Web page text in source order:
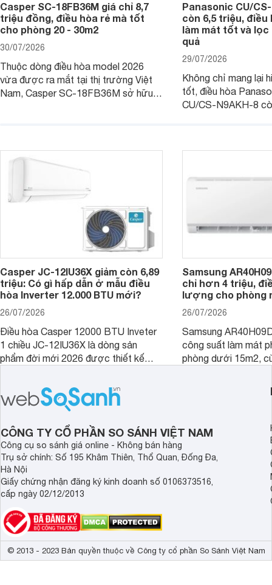
Casper SC-18FB36M giá chỉ 8,7
triệu đồng, điều hòa rẻ mà tốt
cho phòng 20 - 30m2
30/07/2026
Thuộc dòng điều hòa model 2026
vừa được ra mắt tại thị trường Việt
Nam, Casper SC-18FB36M sở hữu
nhiều tính năng và công nghệ hiện đại.
Panasonic CU/
còn 6,5 triệu, điều
làm mát tốt và lọc
quả
29/07/2026
Không chỉ mang lại
tốt, điều hòa
CU/CS-N9AKH-8
Casper JC-12IU36X giảm còn 6,89
triệu: Có gì hấp dẫn ở mẫu điều
hòa Inverter 12.000 BTU mới?
26/07/2026
Điều hòa Casper 12000 BTU Inveter
1 chiều JC-12IU36X là dòng sản
phẩm đời mới 2026 được thiết kế
sở hữu khả năng làm mát tốt mà còn
có giá bán rất hợp lý.
Samsung
chỉ hơn 4 triệu,
lượng cho phòng
26/07/2026
Samsung
công suất làm mát
phòng dưới 15m2,
phòng ngủ, phòng
CÔNG TY CỔ PHẦN SO SÁNH VIỆT NAM
Công cụ so sánh giá online - Không bán hàng
Trụ sở chính: Số 195 Khâm Thiên, Thổ Quan, Đống Đa,
Hà Nội
Giấy chứng nhận đăng ký kinh doanh số 0106373516,
cấp ngày 02/12/2013
© 2013 - 2023 Bản quyền thuộc về Công ty cổ phần So Sánh Việt Nam